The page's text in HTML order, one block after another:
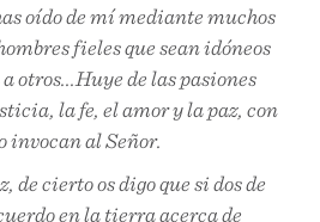
oído de mí mediante muchos
fieles que sean idóneos
otros...Huye de las pasiones
la fe, el amor y la paz, con
invocan al Señor.
cierto os digo que si dos de
en la tierra acerca de